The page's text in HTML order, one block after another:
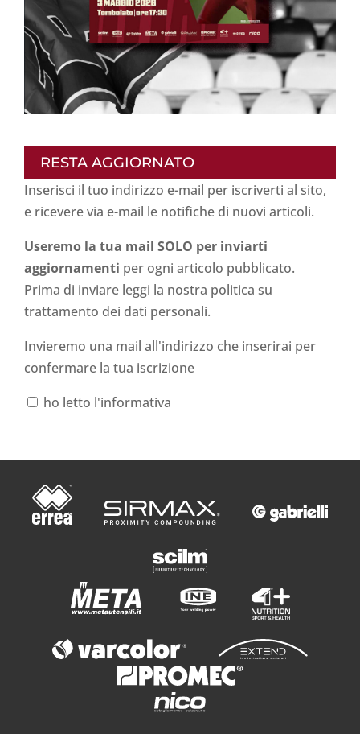
RESTA AGGIORNATO
Inserisci il tuo indirizzo e-mail per iscriverti al sito,
e ricevere via e-mail le notifiche di nuovi articoli.
Useremo la tua mail SOLO per inviarti
aggiornamenti per ogni articolo pubblicato.
Prima di inviare leggi la nostra politica su
trattamento dei dati personali.
Invieremo una mail all'indirizzo che inserirai per
confermare la tua iscrizione
ho letto l'informativa